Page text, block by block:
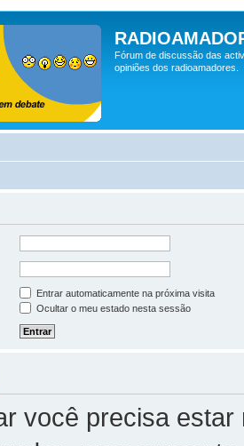
Fórum de discussão das
opiniões dos radioamadores.
Entrar automaticamente na próxima visita
Ocultar o meu estado nesta sessão
você precisa